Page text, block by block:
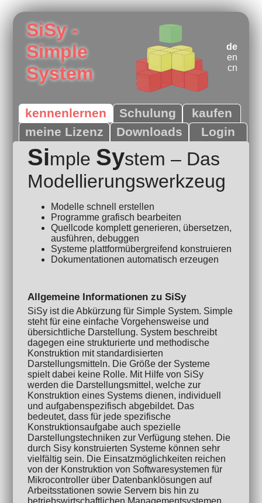
SiSy -
Simple
System
de
en
cn
kennenlernen Schulung
kaufen
meine Lizenz
Downloads Login
Simple System – Das
Modellierungswerkzeug
Modelle schnell erstellen
Programme grafisch bearbeiten
Quellcode komplett generieren, übersetzen,
ausführen, debuggen
Systeme plattformübergreifend konstruieren
Dokumentationen automatisch erzeugen
Allgemeine Informationen zu SiSy
SiSy ist die Abkürzung für Simple System. Simple
steht für eine einfache Vorgehensweise und
übersichtliche Darstellung. System beschreibt
dagegen eine strukturierte und methodische
Konstruktion mit standardisierten
Darstellungsmitteln. Die Größe der Systeme
spielt dabei keine Rolle. Mit Hilfe von SiSy
werden die Darstellungsmittel, welche zur
Konstruktion eines Systems dienen, individuell
und aufgabenspezifisch abgebildet. Das
bedeutet, dass für jede spezifische
Konstruktionsaufgabe auch spezielle
Darstellungstechniken zur Verfügung stehen. Die
durch Sisy konstruierten Systeme können sehr
vielfältig sein. Die Einsatzmöglichkeiten reichen
von der Konstruktion von Softwaresystemen für
Mikrocontroller über Datenbanklösungen auf
Arbeitsstationen sowie Servern bis hin zu
betriebswirtschaftlichen Managementsystemen.